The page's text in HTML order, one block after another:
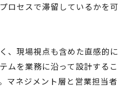
ロセスで滞留しているかを可
、現場視点も含めた直感的に
ムを業務に沿って設計するこ
マネジメント層と営業担当者